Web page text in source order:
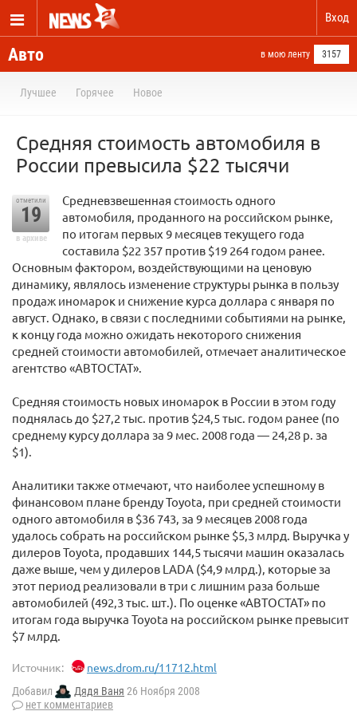
Вход
Авто в мою ленту 3157
Лучшее Горячее Новое
Средняя стоимость автомобиля в
России превысила $22 тысячи
отметили
19
в архиве
Средневзвешенная стоимость одного
автомобиля, проданного на российском рынке,
по итогам первых 9 месяцев текущего года
составила $22 357 против $19 264 годом ранее.
Основным фактором, воздействующими на ценовую
динамику, являлось изменение структуры рынка в пользу
продаж иномарок и снижение курса доллара с января по
август. Однако, в связи с последними событиями на рынке,
к концу года можно ожидать некоторого снижения
средней стоимости автомобилей, отмечает аналитическое
агентство «АВТОСТАТ».
Средняя стоимость новых иномарок в России в этом году
поднялась до $27,2 тыс. против $24,5 тыс. годом ранее (по
среднему курсу доллара за 9 мес. 2008 года — 24,28 р. за
$1).
Аналитики также отмечают, что наиболее успешному в
финансовом плане бренду Toyota, при средней стоимости
одного автомобиля в $36 743, за 9 месяцев 2008 года
удалось собрать на российском рынке $5,3 млрд. Выручка у
дилеров Toyota, продавших 144,5 тысячи машин оказалась
даже выше, чем у дилеров LADA ($4,9 млрд.), которые за
этот период реализовали в три с лишним раза больше
автомобилей (492,3 тыс. шт.). По оценке «АВТОСТАТ» по
итогам года выручка Toyota на российском рынке превысит
$7 млрд.
Источник: news.drom.ru/11712.html
Добавил Дядя Ваня 26 Ноября 2008
нет комментариев